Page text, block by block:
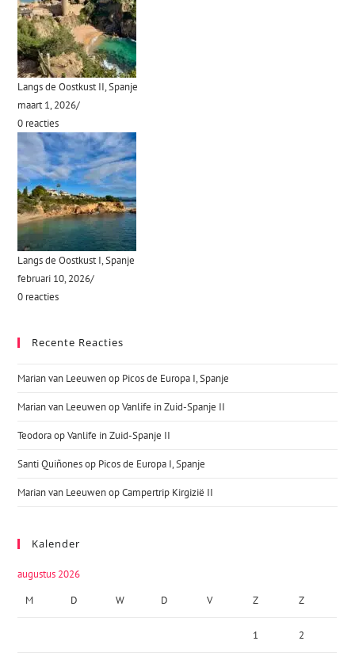
Langs de Oostkust II, Spanje
maart 1, 2026/
0 reacties
Langs de Oostkust I, Spanje
februari 10, 2026/
0 reacties
Recente Reacties
Marian van Leeuwenop Picos de Europa I, Spanje
Marian van LeeuwenopVanlife in Zuid-Spanje II
TeodoraopVanlife in Zuid-Spanje II
Santi Quiñonesop Picos de Europa I, Spanje
Marian van LeeuwenopCampertrip Kirgizië II
Kalender
augustus 2026
M
D W D V Z Z
1 2